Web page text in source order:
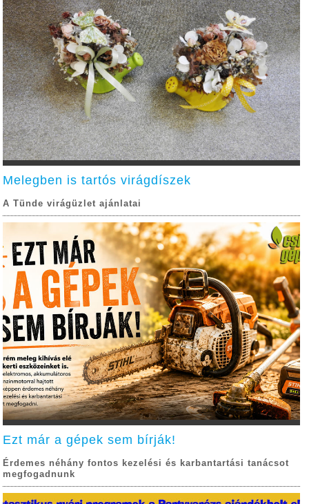
Melegben is tartós virágdíszek
A Tünde virágüzlet ajánlatai
Ezt már a gépek sem bírják!
Érdemes néhány fontos kezelési és karbantartási tanácsot
megfogadnunk